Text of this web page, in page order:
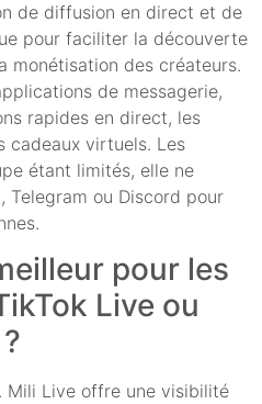
de diffusion en direct et de
pour faciliter la découverte
monétisation des créateurs.
de messagerie,
rapides en direct, les
cadeaux virtuels. Les
étant limités, elle ne
Telegram ou Discord pour
pour les
Live ou
Mili Live offre une visibilité